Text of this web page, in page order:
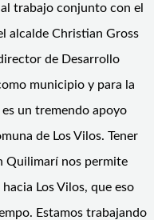
trabajo conjunto con el
alcalde Christian Gross
de Desarrollo
municipio y para la
un tremendo apoyo
de Los Vilos. Tener
Quilimarí nos permite
Los Vilos, que eso
Estamos trabajando